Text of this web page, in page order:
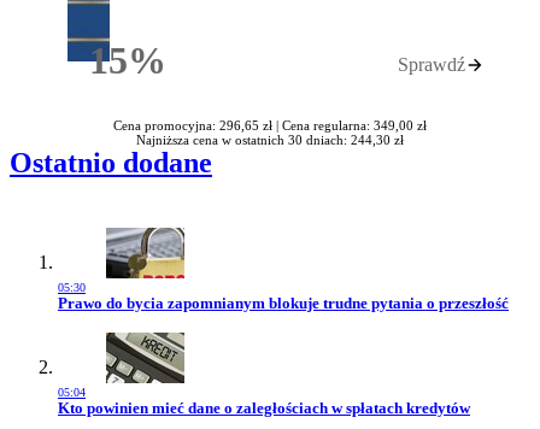
15%Rabatu Sprawdź
Cena promocyjna: 296,65 zł | Cena regularna: 349,00 zł
Najniższa cena w ostatnich 30 dniach: 244,30 zł
Ostatnio dodane
05:30
Przejdź do artykułu:
Prawo do bycia zapomnianym blokuje trudne pytania o przeszłość
05:04
Przejdź do artykułu:
Kto powinien mieć dane o zaległościach w spłatach kredytów